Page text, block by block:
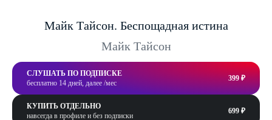
Майк Тайсон. Беспощадная истина
Майк Тайсон
СЛУШАТЬ ПО ПОДПИСКЕ
бесплатно 14 дней, далее /мес
399 ₽
КУПИТЬ ОТДЕЛЬНО
навсегда в профиле и без подписки
699 ₽